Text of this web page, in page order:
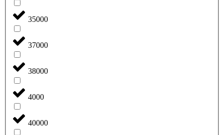
35000
37000
38000
4000
40000